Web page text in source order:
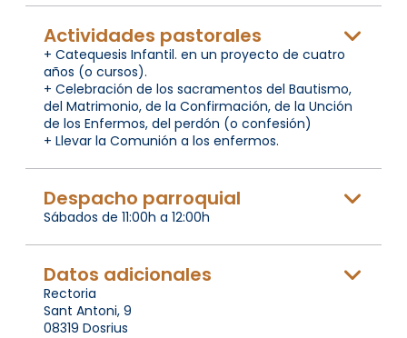
Actividades pastorales
+ Catequesis Infantil. en un proyecto de cuatro
años (o cursos).
+ Celebración de los sacramentos del Bautismo,
del Matrimonio, de la Confirmación, de la Unción
de los Enfermos, del perdón (o confesión)
+ Llevar la Comunión a los enfermos.
Despacho parroquial
Sábados de 11:00h a 12:00h
Datos adicionales
Rectoria
Sant Antoni, 9
08319 Dosrius